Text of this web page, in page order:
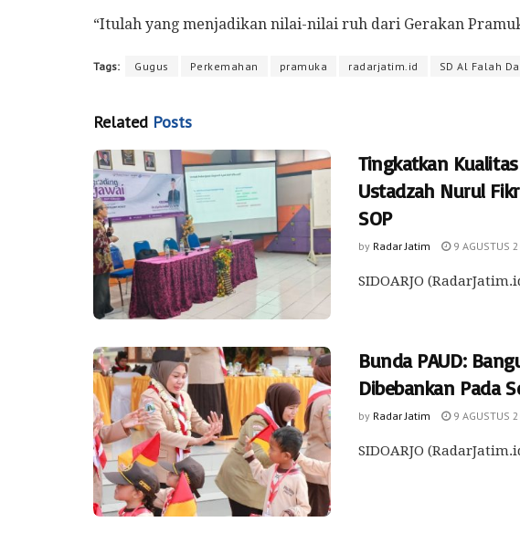
“Itulah yang menjadikan nilai-nilai ruh dari Gerakan
Tags: Gugus Perkemahan pramuka radarjatim.id SD Al Falah
Related Posts
Tingkatkan
Ustadzah Nurul
SOP
by Radar Jatim 9 AGUSTUS
SIDOARJO
Bunda PAUD:
Dibebankan Pada
by Radar Jatim 9 AGUSTUS
SIDOARJO